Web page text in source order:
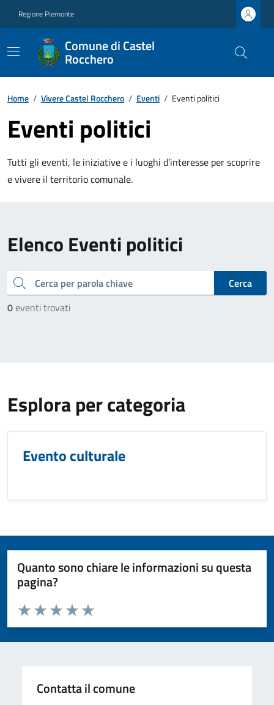
Regione Piemonte
Comune di Castel
Rocchero
Home / Vivere Castel Rocchero / Eventi / Eventi politici
Eventi politici
Tutti gli eventi, le iniziative e i luoghi d’interesse per scoprire
e vivere il territorio comunale.
Elenco Eventi politici
cerca
Cerca
0eventi trovati
Esplora per categoria
Evento culturale
Quanto sono chiare le informazioni su questa
pagina?
Valuta da 1 a 5 stelle la pagina
Valuta 5 stelle su 5
Valuta 4 stelle su 5
Valuta 3 stelle su 5
Valuta 2 stelle su 5
Valuta 1 stelle su 5
Contatta il comune